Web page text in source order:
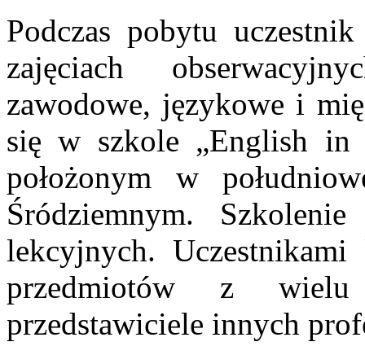
Podczas pobytu
zajęciach
zawodowe, językowe i
się w szkole „English in
położonym w
Śródziemnym.
lekcyjnych.
przedmiotów z
przedstawiciele innych